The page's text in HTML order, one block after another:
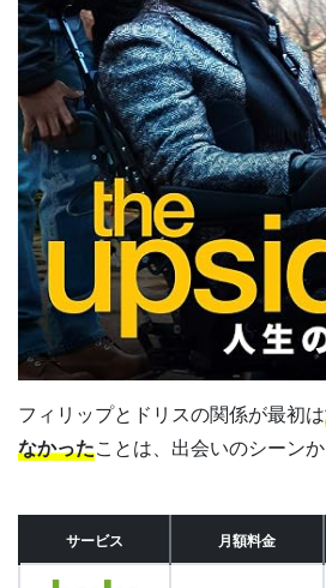
フィリップとドリスの関係が最初は
なかったことは、出会いのシーンか
サービス 月額料金